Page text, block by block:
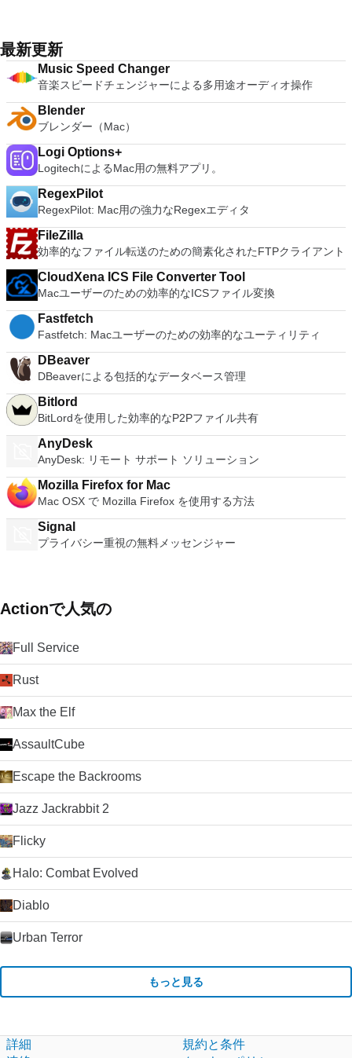
ル形式には、GIF、JPEG、PNG、XPM、TIFF、TGA、
MPEG、PS、PDF、PCX、BMPなどが含まれます長方形、楕
円、無料、ファジー、ベジェ、インテリジェントなどの選択ツ
できるプラグイン
起動し、Exposé、Spaces、Mission Controlで表示できます。
Macのショートカットと直感的なジェスチャーを使用して、
Windowsアプリを簡単に操作できます。 スナップショット
VMware Fusion Proでは、スナップショットを使用して「ロー
ルバックポイント」を作成し、オンザフライに戻すことができ
ます。 システム要件：64ビット対応Intel®Mac（Core 2
す）最小4GBのRAM.VMware Fusion用に750MBの空きディス
ク容量、各仮想マシンに少なくとも5GB 仮想マシンのオペレ
ーティングシステムインストールメディア（ディスクまたはデ
ィスクイメージ）。 Windows DirectX 10またはOpenGL 3.3に
推奨されるグラフィックハードウェアには、NVIDIA 8600M以
上およびATI 2600以上が含まれます。 ホストオペレーティン
グシステム： Mac OS X 10.9 Mavericks。 Mac OS X 10.10
Yosemite。 Mac OS X 10.11 El Capitan。 MacOS 10.12
Sierra。 ゲストオペレーティングシステムは次のとおりです。
ウインドウズ10 Windows8.X。 Windows 7。 Windows XP。
OS X 10.10 Yosemite。 Mac OS X 10.9 Mavericks。
Ubuntu。 RedHat。 スーゼ。 Debian。 CentOS。 VMware
て宣伝されています。俊敏性、生産性、セキュリティを毎日提
供します。このアプリは、あらゆるレベルの専門知識を持つユ
ーザーが非常に簡単にナビゲートできます。
M4R（AAC）、WMA、およびオプションのライブラリを使用
してサポートされるその他の形式。 システム要件：Audacity
は、少なくとも1 GB RAMおよび1 GHzプロセッサー（OS X
10.7以降では2 GB RAM / 2 GHz）で最適に動作します。
Audacityを長時間のマルチトラックプロジェクトに使用する場
合、最低2 GB RAMおよび2 GHzプロセッサー（OS X 10.7以
降では4 GB RAM）を推奨します。
App Playerをインストールすると、FacebookやTwitterなどの
人気のソーシャルメディアプラットフォームを選択して動作す
るように構成できます。環境でAndroidアプリが実行される
と、Mac用BlueStacks App PlayerをGoogle Playアカウントで
動作するように設定できるため、お気に入りのアプリやゲーム
にアクセスできます！ Mac用BlueStacks App Playerのユーザ
ーインターフェイスは、ニーズに合わせて完全に構成できま
す。さらに、Appleが設計および開発したカスタムソフトウェ
アエクスペリエンスと統合できます。 BlueStacks App Player
for Macを使用して完全なAndroid環境を楽しむことができま
す。または、選択した場合は、Androidアプリのアイコンを
Macデスクトップに直接インストールすることもできます。
ます。 BlueStacks App PlayerのWindowsバージョンをお探し
ですか？ここからダウンロード
最新更新
Music Speed Changer
音楽スピードチェンジャーによる多用途オーディオ操作
Blender
ブレンダー（Mac）
Logi Options+
LogitechによるMac用の無料アプリ。
RegexPilot
RegexPilot: Mac用の強力なRegexエディタ
FileZilla
効率的なファイル転送のための簡素化されたFTPクライアント
CloudXena ICS File Converter Tool
Macユーザーのための効率的なICSファイル変換
Fastfetch
Fastfetch: Macユーザーのための効率的なユーティリティ
DBeaver
DBeaverによる包括的なデータベース管理
Bitlord
BitLordを使用した効率的なP2Pファイル共有
AnyDesk
AnyDesk: リモート サポート ソリューション
Mozilla Firefox for Mac
Mac OSX で Mozilla Firefox を使用する方法
Signal
プライバシー重視の無料メッセンジャー
Actionで人気の
Full Service
Rust
Max the Elf
AssaultCube
Escape the Backrooms
Jazz Jackrabbit 2
Flicky
Halo: Combat Evolved
Diablo
Urban Terror
もっと見る
詳細
規約と条件